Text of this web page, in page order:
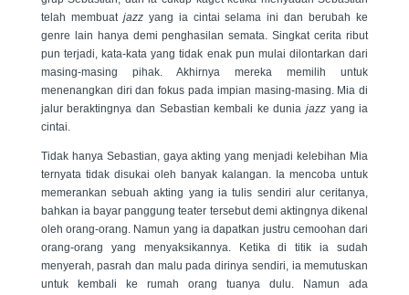
telah membuat jazzyang ia cintai selama ini dan berubah ke
genre lain hanya demi penghasilan semata. Singkat cerita ribut
pun terjadi, kata-kata yang tidak enak pun mulai dilontarkan dari
masing-masing pihak. Akhirnya mereka memilih untuk
menenangkan diri dan fokus pada impian masing-masing. Mia di
jalur beraktingnya dan Sebastian kembali ke dunia jazz yang ia
cintai.
Tidak hanya Sebastian, gaya akting yang menjadi kelebihan Mia
ternyata tidak disukai oleh banyak kalangan. Ia mencoba untuk
memerankan sebuah akting yang ia tulis sendiri alur ceritanya,
bahkan ia bayar panggung teater tersebut demi aktingnya dikenal
oleh orang-orang. Namun yang ia dapatkan justru cemoohan dari
orang-orang yang menyaksikannya. Ketika di titik ia sudah
menyerah, pasrah dan malu pada dirinya sendiri, ia memutuskan
untuk kembali ke rumah orang tuanya dulu. Namun ada